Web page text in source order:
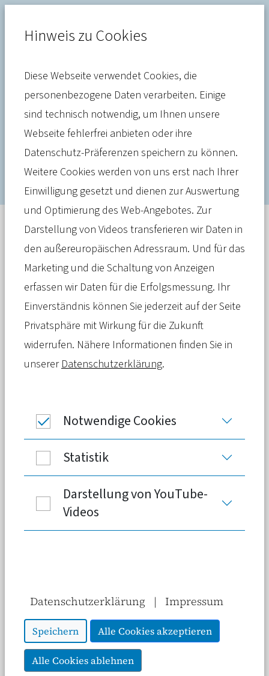
Gesundheitssystem
Innovationsmotor PKV:
Fünfmal neu, bitte.
Meldung 26. Juni 2024
Die Welt der Medizin ändert sich stetig
– und mit ihr entwickeln sich die
Behandlungsmöglichkeiten.
Krankheiten, die wir gestern noch
erforschten, können wir heute schon
therapieren. Das duale
Innovationen schnell allen zugute
kommen.
In unserem dualen Gesundheitssystem
nimmt die Private Krankenversicherung die
Rolle des Innovationsmotors ein. Neue
Dadurch wird
medizinischer Fortschritt
für alle ermöglicht. Denn vielfach werden
neue Behandlungsmethoden danach von der
GKV übernommen.
Hinweis zu Cookies
Diese Webseite verwendet Cookies, die
personenbezogene Daten verarbeiten. Einige
sind technisch notwendig, um Ihnen unsere
Webseite fehlerfrei anbieten oder ihre
Datenschutz-Präferenzen speichern zu können.
Weitere Cookies werden von uns erst nach Ihrer
Einwilligung gesetzt und dienen zur Auswertung
und Optimierung des Web-Angebotes. Zur
Darstellung von Videos transferieren wir Daten in
den außereuropäischen Adressraum. Und für das
Marketing und die Schaltung von Anzeigen
erfassen wir Daten für die Erfolgsmessung. Ihr
Einverständnis können Sie jederzeit auf der Seite
Privatsphäre mit Wirkung für die Zukunft
widerrufen. Nähere Informationen finden Sie in
unsererDatenschutzerklärung.
Notwendige Cookies
Statistik
Darstellung von YouTube-
Videos
Datenschutzerklärung | Impressum
Speichern Alle Cookies akzeptieren
Alle Cookies ablehnen